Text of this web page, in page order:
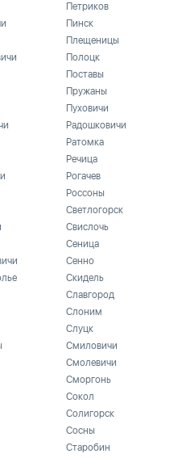
Петриков
Пинск
Плещеницы
Полоцк
Поставы
Пружаны
Пуховичи
Радошковичи
Ратомка
Речица
Рогачев
Россоны
Светлогорск
Свислочь
Сеница
Сенно
Скидель
Славгород
Слоним
Слуцк
Смиловичи
Смолевичи
Сморгонь
Сокол
Солигорск
Сосны
Старобин